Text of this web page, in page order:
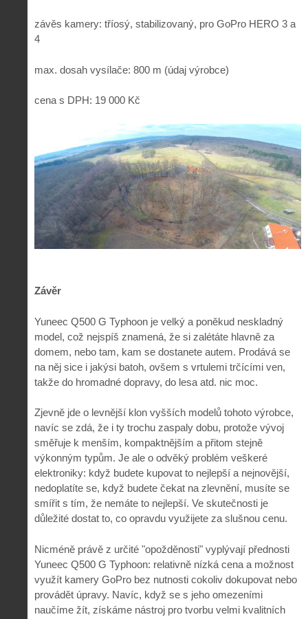
závěs kamery: tříosý, stabilizovaný, pro GoPro HERO 3 a
4
max. dosah vysílače: 800 m (údaj výrobce)
cena s DPH: 19 000 Kč
Závěr
Yuneec Q500 G Typhoon je velký a poněkud neskladný
model, což nejspíš znamená, že si zalétáte hlavně za
domem, nebo tam, kam se dostanete autem. Prodává se
na něj sice i jakýsi batoh, ovšem s vrtulemi trčícími ven,
takže do hromadné dopravy, do lesa atd. nic moc.
Zjevně jde o levnější klon vyšších modelů tohoto výrobce,
navíc se zdá, že i ty trochu zaspaly dobu, protože vývoj
směřuje k menším, kompaktnějším a přitom stejně
výkonným typům. Je ale o odvěký problém veškeré
elektroniky: když budete kupovat to nejlepší a nejnovější,
nedoplatíte se, když budete čekat na zlevnění, musíte se
smířit s tím, že nemáte to nejlepší. Ve skutečnosti je
důležité dostat to, co opravdu využijete za slušnou cenu.
Nicméně právě z určité "opožděnosti" vyplývají přednosti
Yuneec Q500 G Typhoon: relativně nízká cena a možnost
využít kamery GoPro bez nutnosti cokoliv dokupovat nebo
provádět úpravy. Navíc, když se s jeho omezeními
naučíme žít, získáme nástroj pro tvorbu velmi kvalitních